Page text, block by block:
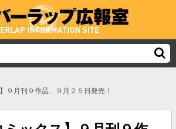
９月刊９作品、９月２５日発売！